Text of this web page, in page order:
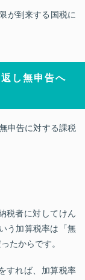
が到来する国税に
し無申告へ
申告に対する課税
税者に対してけん
う加算税率は「無
たからです。
すれば、加算税率